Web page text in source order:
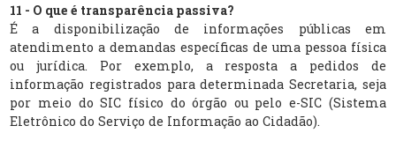
11 - O que é transparência passiva?
É a disponibilização de informações públicas em
atendimento a demandas específicas de uma pessoa física
ou jurídica. Por exemplo, a resposta a pedidos de
informação registrados para determinada Secretaria, seja
por meio do SIC físico do órgão ou pelo e-SIC (Sistema
Eletrônico do Serviço de Informação ao Cidadão).